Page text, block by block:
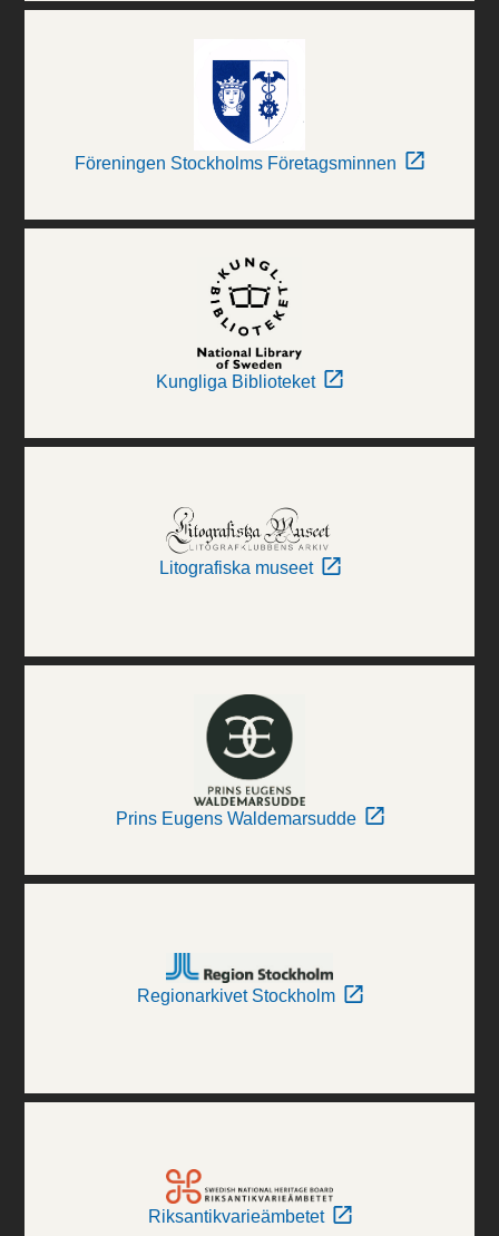
Föreningen Stockholms Företagsminnen
Kungliga Biblioteket
Litografiska museet
Prins Eugens Waldemarsudde
Regionarkivet Stockholm
Riksantikvarieämbetet